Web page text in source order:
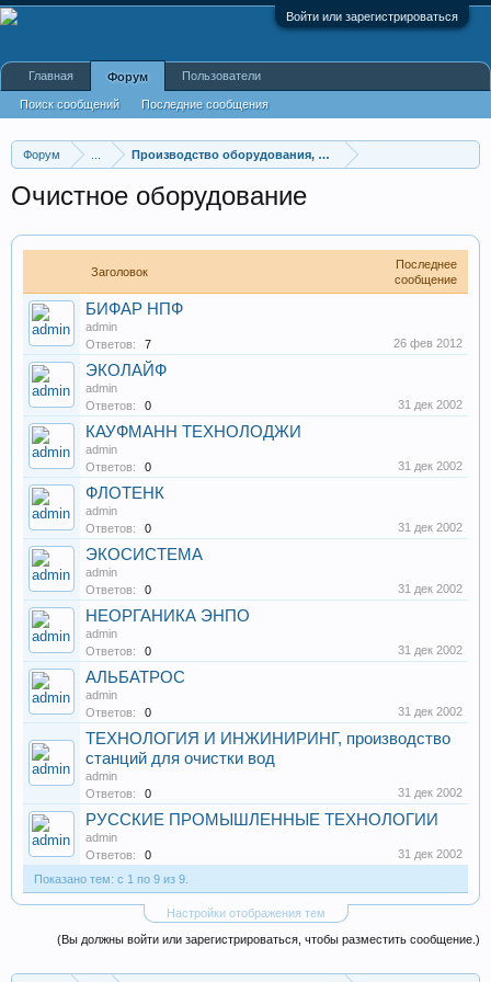
Войти или зарегистрироваться
Форум Производство оборудования, оборудование для произв
Очистное оборудование
Заголовок
Последнее
сообщение
БИФАР НПФ
admin
Ответов:
7 26 фев 2012
ЭКОЛАЙФ
admin
Ответов:
0 31 дек 2002
КАУФМАНН ТЕХНОЛОДЖИ
admin
Ответов:
0 31 дек 2002
ФЛОТЕНК
admin
Ответов:
0 31 дек 2002
ЭКОСИСТЕМА
admin
Ответов:
0 31 дек 2002
НЕОРГАНИКА ЭНПО
admin
Ответов:
0 31 дек 2002
АЛЬБАТРОС
admin
Ответов:
0 31 дек 2002
ТЕХНОЛОГИЯ И ИНЖИНИРИНГ, производство
станций для очистки вод
admin
Ответов:
0 31 дек 2002
РУССКИЕ ПРОМЫШЛЕННЫЕ ТЕХНОЛОГИИ
admin
Ответов:
0
31 дек 2002
Показано тем: с 1 по 9 из 9.
Настройки отображения тем
(Вы должны войти или зарегистрироваться, чтобы разместить сообщение.)
Главная Форум
Поиск сообщений Последние сообщения
Пользователи